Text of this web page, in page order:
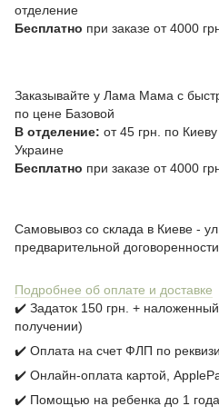
отделение
Бесплатно при заказе от 4000
Заказывайте у Лама Мама с
по цене Базовой
В отделение: от 45 грн. по
Украине
Бесплатно при заказе от 4000
Самовывоз со склада в Киеве -
предварительной договоренности
Подробнее об оплате и доставке
✔️ Задаток 150 грн. +
получении)
✔️ Оплата на счет ФЛП по
✔️ Онлайн-оплата картой,
✔️ Помощью на ребенка до 1 года